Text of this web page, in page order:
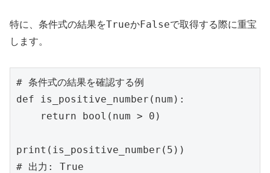
特に、条件式の結果をTrueかFalseで取得する際に重宝
します。
# 条件式の結果を確認する例
def is_positive_number(num):
    return bool(num > 0)
print(is_positive_number(5))
# 出力: True